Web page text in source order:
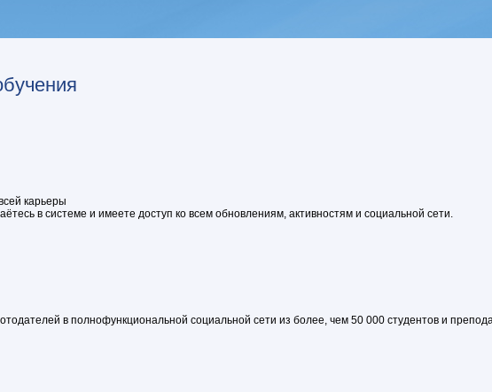
карьеры
в системе и имеете доступ ко всем обновлениям, активностям и социальной сети.
в полнофункциональной социальной сети из более, чем 50 000 студентов и